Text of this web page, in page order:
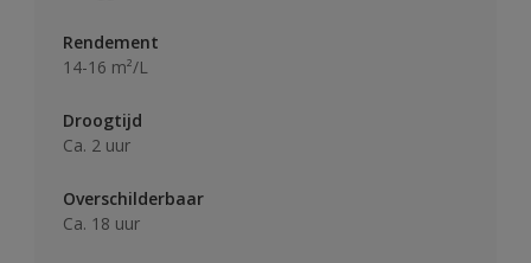
Rendement
14-16 m²/L
Droogtijd
Ca. 2 uur
Overschilderbaar
Ca. 18 uur